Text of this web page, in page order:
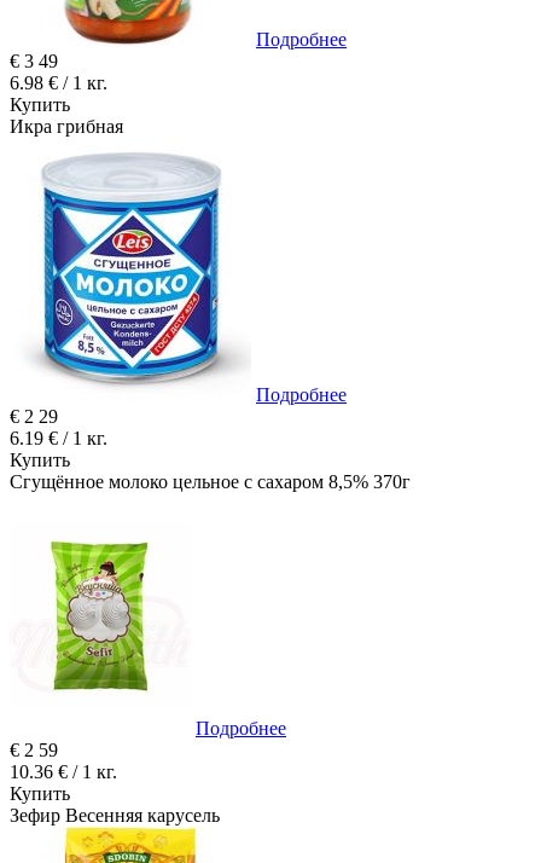
Подробнее
€ 3 49
6.98 € / 1 кг.
Купить
Икра грибная
Подробнее
€ 2 29
6.19 € / 1 кг.
Купить
Сгущённое молоко цельное с сахаром 8,5% 370г
Подробнее
€ 2 59
10.36 € / 1 кг.
Купить
Зефир Весенняя карусель